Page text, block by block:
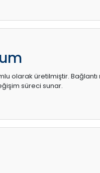
olarak üretilmiştir.
süreci sunar.